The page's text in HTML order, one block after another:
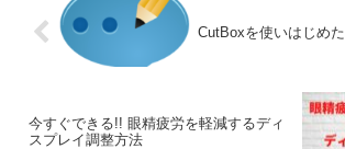
CutBoxを使いはじめた
今すぐできる!! 眼精疲労を軽減するディ
スプレイ調整方法